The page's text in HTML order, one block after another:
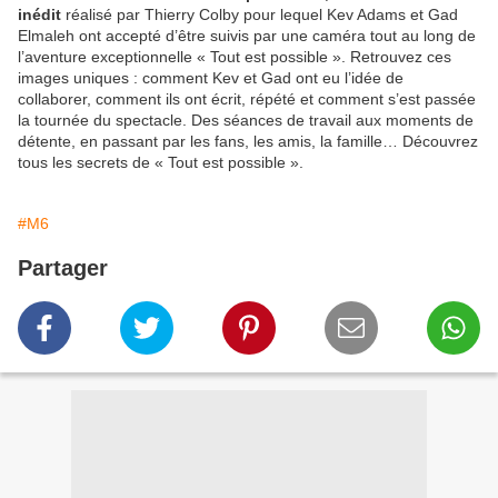
inédit réalisé par Thierry Colby pour lequel Kev Adams et Gad
Elmaleh ont accepté d’être suivis par une caméra tout au long de
l’aventure exceptionnelle « Tout est possible ». Retrouvez ces
images uniques : comment Kev et Gad ont eu l’idée de
collaborer, comment ils ont écrit, répété et comment s’est passée
la tournée du spectacle. Des séances de travail aux moments de
détente, en passant par les fans, les amis, la famille… Découvrez
tous les secrets de « Tout est possible ».
#M6
Partager